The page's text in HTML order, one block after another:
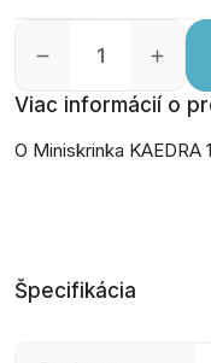
Viac informácií o
O Miniskrinka
Špecifikácia